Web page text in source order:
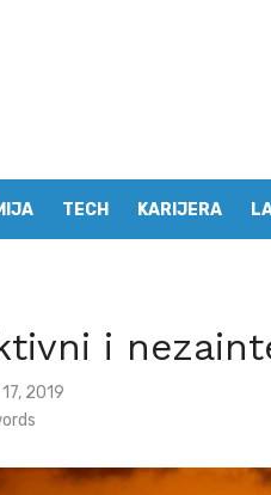
TECH KARIJERA
i
2019